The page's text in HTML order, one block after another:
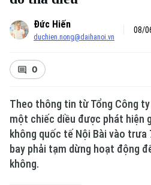
Đức Hiến
duchien.nong@daihanoi.vn
08/
0
Theo thông tin từ Tổng Công ty
một chiếc diều được phát hiện
không quốc tế Nội Bài vào trưa
bay phải tạm dừng hoạt động
không.